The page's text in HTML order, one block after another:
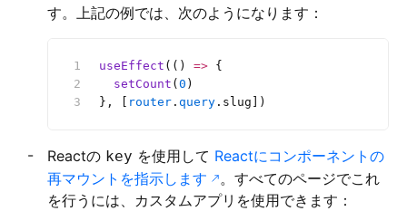
す。上記の例では、次のようになります：
useEffect (() => {
  setCount
( 0 )
}, [
router . query .slug])
Reactの key を使用して Reactにコンポーネントの
再マウントを指示します
。すべてのページでこれ
を行うには、カスタムアプリを使用できます：